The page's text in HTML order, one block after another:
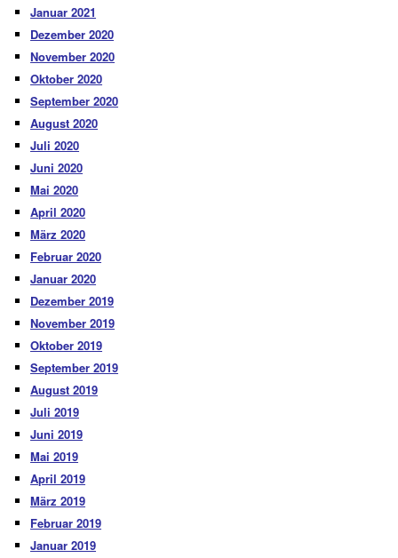
Januar 2021
Dezember 2020
November 2020
Oktober 2020
September 2020
August 2020
Juli 2020
Juni 2020
Mai 2020
April 2020
März 2020
Februar 2020
Januar 2020
Dezember 2019
November 2019
Oktober 2019
September 2019
August 2019
Juli 2019
Juni 2019
Mai 2019
April 2019
März 2019
Februar 2019
Januar 2019